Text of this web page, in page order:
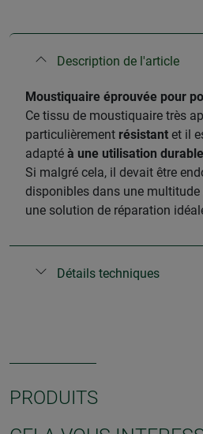
Description de l'article
Moustiquaire éprouvée pour
Ce tissu de moustiquaire très
particulièrement résistant et il
adapté à une utilisation
Si malgré cela, il devait être
disponibles dans une
une solution de réparation
Détails techniques
PRODUITS